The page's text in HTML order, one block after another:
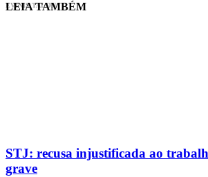
EVINIS TALON
LEIA TAMBÉM
STJ: recusa injustificada ao
grave